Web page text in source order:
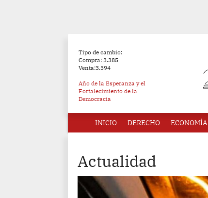
Tipo de cambio:
Compra: 3.385
Venta:3.394
Año de la Esperanza y el
Fortalecimiento de la
Democracia
INICIO DERECHO ECONOMÍA
Actualidad